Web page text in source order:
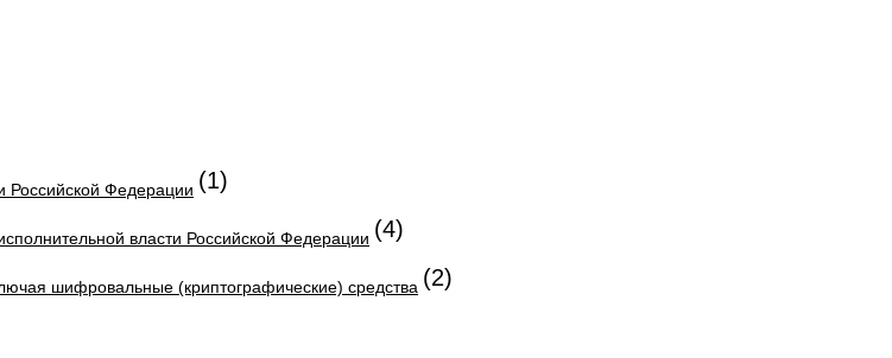
Российской Федерации (1)
власти Российской Федерации (4)
шифровальные (криптографические) средства (2)